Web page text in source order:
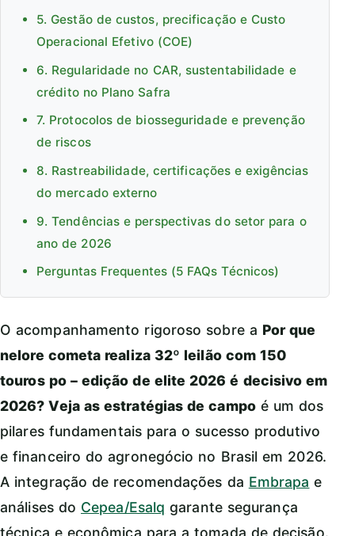
5. Gestão de custos, precificação e Custo
Operacional Efetivo (COE)
6. Regularidade no CAR, sustentabilidade e
crédito no Plano Safra
7. Protocolos de biosseguridade e prevenção
de riscos
8. Rastreabilidade, certificações e exigências
do mercado externo
9. Tendências e perspectivas do setor para o
ano de 2026
Perguntas Frequentes (5 FAQs Técnicos)
O acompanhamento rigoroso sobre a Por que
nelore cometa realiza 32º leilão com 150
touros po – edição de elite 2026 é decisivo em
2026? Veja as estratégias de campoé um dos
pilares fundamentais para o sucesso produtivo
e financeiro do agronegócio no Brasil em 2026.
A integração de recomendações da Embrapa e
análises do Cepea/Esalq garante segurança
técnica e econômica para a tomada de decisão.